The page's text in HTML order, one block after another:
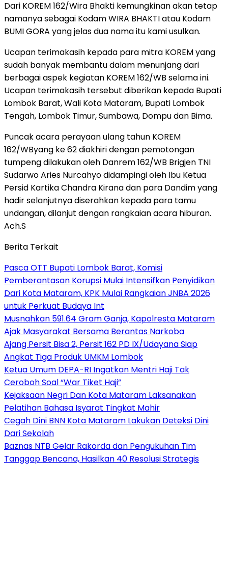
Dari KOREM 162/Wira Bhakti kemungkinan akan tetap
namanya sebagai Kodam WIRA BHAKTI atau Kodam
BUMI GORA yang jelas dua nama itu kami usulkan.
Ucapan terimakasih kepada para mitra KOREM yang
sudah banyak membantu dalam menunjang dari
berbagai aspek kegiatan KOREM 162/WB selama ini.
Ucapan terimakasih tersebut diberikan kepada Bupati
Lombok Barat, Wali Kota Mataram, Bupati Lombok
Tengah, Lombok Timur, Sumbawa, Dompu dan Bima.
Puncak acara perayaan ulang tahun KOREM
162/WByang ke 62 diakhiri dengan pemotongan
tumpeng dilakukan oleh Danrem 162/WB Brigjen TNI
Sudarwo Aries Nurcahyo didampingi oleh Ibu Ketua
Persid Kartika Chandra Kirana dan para Dandim yang
hadir selanjutnya diserahkan kepada para tamu
undangan, dilanjut dengan rangkaian acara hiburan.
Ach.S
Berita Terkait
Pasca OTT Bupati Lombok Barat, Komisi
Pemberantasan Korupsi Mulai Intensifkan Penyidikan
Dari Kota Mataram, KPK Mulai Rangkaian JNBA 2026
untuk Perkuat Budaya Int
Musnahkan 591.64 Gram Ganja, Kapolresta Mataram
Ajak Masyarakat Bersama Berantas Narkoba
Ajang Persit Bisa 2, Persit 162 PD IX/Udayana Siap
Angkat Tiga Produk UMKM Lombok
Ketua Umum DEPA-RI Ingatkan Mentri Haji Tak
Ceroboh Soal “War Tiket Haji”
Kejaksaan Negri Dan Kota Mataram Laksanakan
Pelatihan Bahasa Isyarat Tingkat Mahir
Cegah Dini BNN Kota Mataram Lakukan Deteksi Dini
Dari Sekolah
Baznas NTB Gelar Rakorda dan Pengukuhan Tim
Tanggap Bencana, Hasilkan 40 Resolusi Strategis